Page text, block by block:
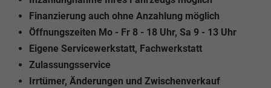
Finanzierung auch ohne Anzahlung möglich
Öffnungszeiten Mo - Fr 8 - 18 Uhr, Sa 9 - 13 Uhr
Eigene Servicewerkstatt, Fachwerkstatt
Zulassungsservice
Irrtümer, Änderungen und Zwischenverkauf